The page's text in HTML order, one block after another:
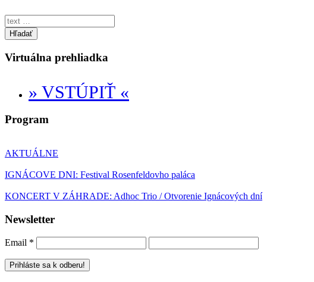
Hľadať
Virtuálna prehliadka
» VSTÚPIŤ «
Program
AKTUÁLNE
IGNÁCOVE DNI: Festival Rosenfeldovho paláca
KONCERT V ZÁHRADE: Adhoc Trio / Otvorenie Ignácových dní
Newsletter
Email *